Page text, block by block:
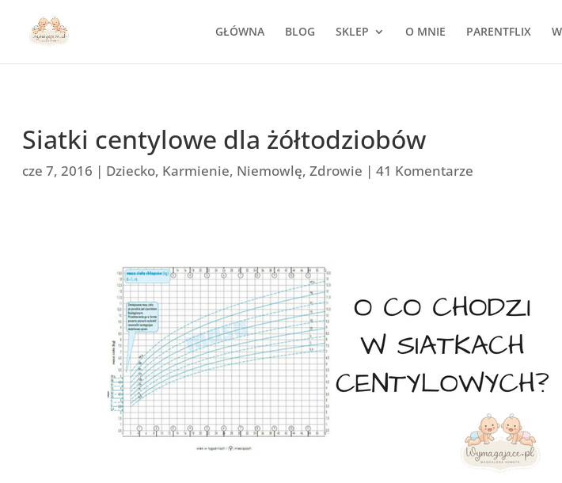
GŁÓWNA BLOG SKLEP O MNIE PARENTFLIX
Siatki centylowe dla żółtodziobów
cze 7, 2016 | Dziecko, Karmienie, Niemowlę,Zdrowie |41 Komentarze